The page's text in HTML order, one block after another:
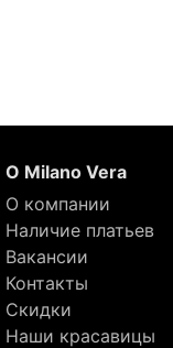
О Milano Vera
О компании
Наличие платьев
Вакансии
Контакты
Скидки
Наши красавицы